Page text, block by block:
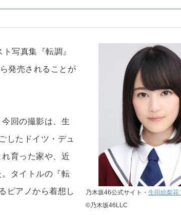
乃木坂46公式サイト・ 生田絵梨花
©乃木坂46LLC
写真集『転調』
発売されることが
回の撮影は、生
したドイツ・デュ
育った家や、近
タイトルの『転
ピアノから着想し